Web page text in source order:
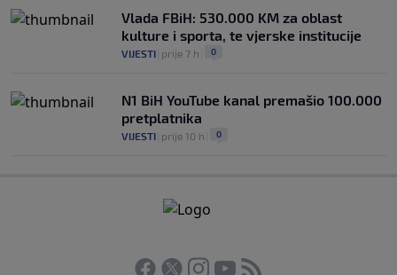
Vlada FBiH: 530.000 KM za oblast
kulture i sporta, te vjerske institucije
VIJESTI prije 7 h 0
N1 BiH YouTube kanal premašio 100.000
pretplatnika
VIJESTI prije 10 h 0